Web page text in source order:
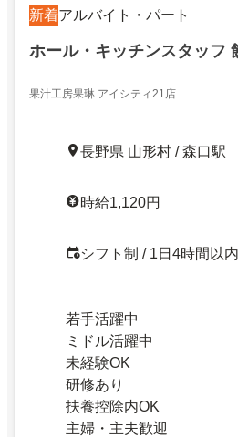
新着アルバイト・パート
ホール・キッチンスタッフ
果汁工房果琳 アイシティ21店
長野県 山形村 / 森口駅
時給1,120円
シフト制 / 1日4時間以
若手活躍中
ミドル活躍中
未経験OK
研修あり
扶養控除内OK
主婦・主夫歓迎